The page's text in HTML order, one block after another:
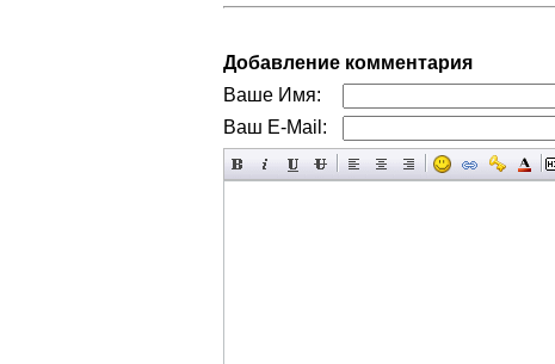
Добавление комментария
Ваше Имя:
Ваш E-Mail: